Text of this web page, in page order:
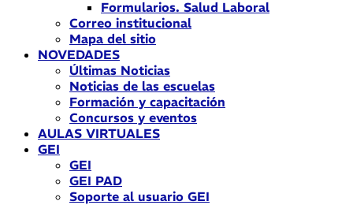
Formularios. Salud Laboral
Correo institucional
Mapa del sitio
NOVEDADES
Últimas Noticias
Noticias de las escuelas
Formación y capacitación
Concursos y eventos
AULAS VIRTUALES
GEI
GEI
GEI PAD
Soporte al usuario GEI